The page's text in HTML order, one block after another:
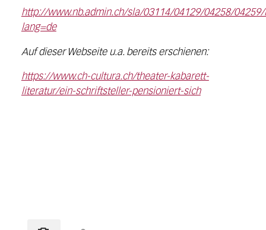
http://www.nb.admin.ch/sla/03114/04129/04258/
lang=de
Auf dieser Webseite u.a. bereits erschienen:
https://www.ch-cultura.ch/theater-kabarett-
literatur/ein-schriftsteller-pensioniert-sich